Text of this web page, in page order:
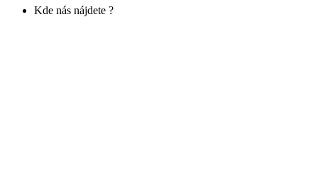
Kde nás nájdete ?